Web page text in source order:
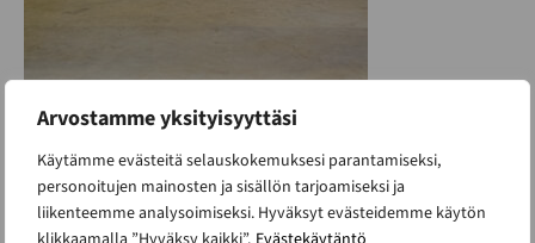
Arvostamme yksityisyyttäsi
Käytämme evästeitä selauskokemuksesi parantamiseksi,
personoitujen mainosten ja sisällön tarjoamiseksi ja
liikenteemme analysoimiseksi. Hyväksyt evästeidemme käytön
Esitimme Joonakselle
muutaman kysymyksen